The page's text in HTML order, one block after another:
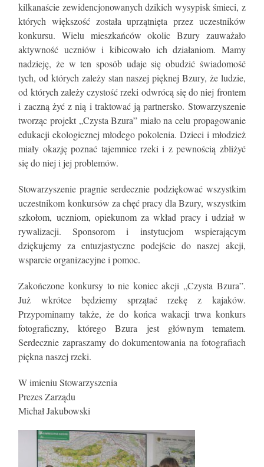
kilkanaście zewidencjonowanych dzikich wysypisk śmieci, z
których większość została uprzątnięta przez uczestników
konkursu. Wielu mieszkańców okolic Bzury zauważało
aktywność uczniów i kibicowało ich działaniom. Mamy
nadzieję, że w ten sposób udaje się obudzić świadomość
tych, od których zależy stan naszej pięknej Bzury, że ludzie,
od których zależy czystość rzeki odwrócą się do niej frontem
i zaczną żyć z nią i traktować ją partnersko. Stowarzyszenie
tworząc projekt „Czysta Bzura” miało na celu propagowanie
edukacji ekologicznej młodego pokolenia. Dzieci i młodzież
miały okazję poznać tajemnice rzeki i z pewnością zbliżyć
się do niej i jej problemów.
Stowarzyszenie pragnie serdecznie podziękować wszystkim
uczestnikom konkursów za chęć pracy dla Bzury, wszystkim
szkołom, uczniom, opiekunom za wkład pracy i udział w
rywalizacji. Sponsorom i instytucjom wspierającym
dziękujemy za entuzjastyczne podejście do naszej akcji,
wsparcie organizacyjne i pomoc.
Zakończone konkursy to nie koniec akcji „Czysta Bzura”.
Już wkrótce będziemy sprzątać rzekę z kajaków.
Przypominamy także, że do końca wakacji trwa konkurs
fotograficzny, którego Bzura jest głównym tematem.
Serdecznie zapraszamy do dokumentowania na fotografiach
piękna naszej rzeki.
W imieniu Stowarzyszenia
Prezes Zarządu
Michał Jakubowski